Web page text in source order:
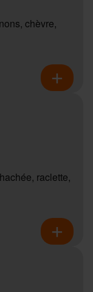
chèvre,
raclette,